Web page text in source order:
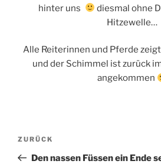
hinter uns
diesmal ohne
Hitzewelle…
Alle Reiterinnen und Pferde
und der Schimmel ist zurück
angekommen
Beitragsnavigation
Vorheriger
Beitrag
ZURÜCK
Den nassen Füssen ein Ende